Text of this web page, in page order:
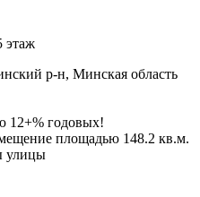
этаж
р-н, Минская область
12+% годовых!
площадью 148.2 кв.м.
улицы